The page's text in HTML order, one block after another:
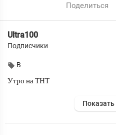
Поделиться
Ultra100
Подписчики
В
⁣Утро на ТНТ